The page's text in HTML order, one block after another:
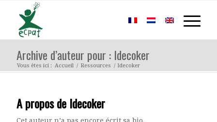
Archive d’auteur pour : ldecoker
Vous êtes ici : Accueil / Ressources / ldecoker
A propos de ldecoker